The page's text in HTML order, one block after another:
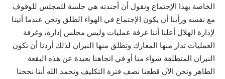
الخاصة بهذا الإجتماع ونقول أن أجندته هي جلسة للمجلس للوقوف
مع نفسه ورأينا أن يكون الإجتماع في الهواء الطلق ونحن عندما أتينا
لإدارة الهلال أعلنا أننا غرفة عمليات وليس مجلس إدارة، وغرفة
العمليات تدار منها المعارك وتطلق منها النيران لذلك أردنا أن تكون
النيران المنطلقة سواء منا أو في اتجاهنا بعيدة عن هذه البقعة
الطاهر ونحن الآن قطعنا نصف فترة التكليف ونحمد الله أننا نجحنا